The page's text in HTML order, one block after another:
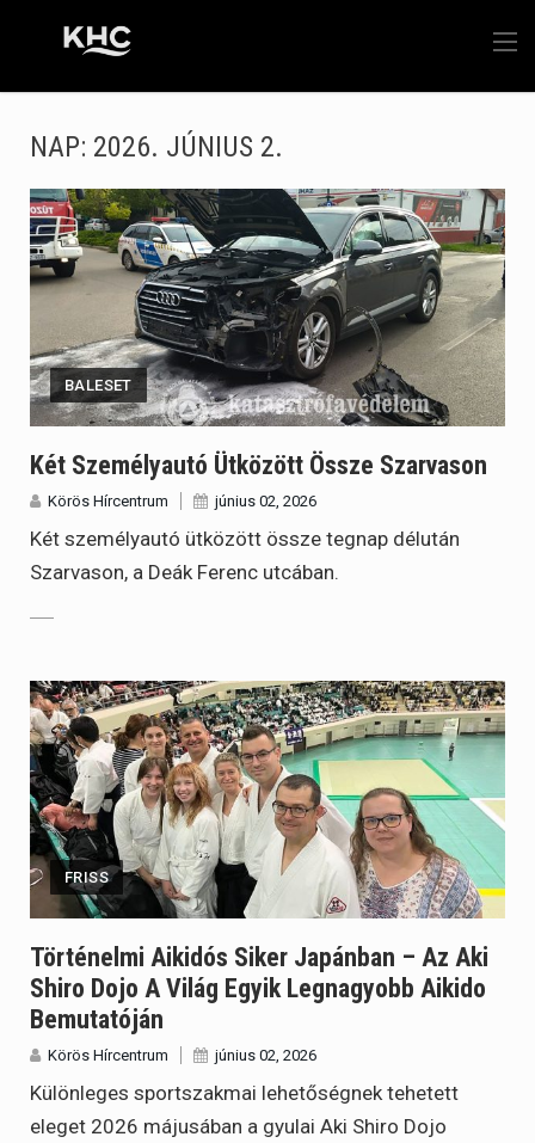
NAP: 2026. JÚNIUS 2.
BALESET
Két Személyautó Ütközött Össze Szarvason
Körös Hírcentrum június 02, 2026
Két személyautó ütközött össze tegnap délután
Szarvason, a Deák Ferenc utcában.
FRISS
Történelmi Aikidós Siker Japánban – Az Aki
Shiro Dojo A Világ Egyik Legnagyobb Aikido
Bemutatóján
Körös Hírcentrum június 02, 2026
Különleges sportszakmai lehetőségnek tehetett
eleget 2026 májusában a gyulai Aki Shiro Dojo